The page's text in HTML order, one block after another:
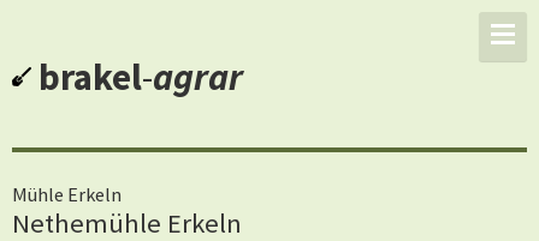
brakel-agrar
Mühle Erkeln
Nethemühle Erkeln